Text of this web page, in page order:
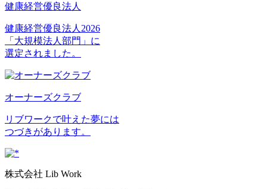
健康経営優良法人
健康経営優良法人2026
「大規模法人部門」に
選定されました。
オーナーズクラブ
リブワークで叶えた夢には
つづきがあります。
株式会社 Lib Work